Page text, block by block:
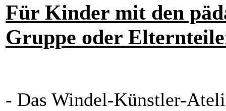
Für Kinder mit den
Gruppe oder
- Das Windel-Künstler-